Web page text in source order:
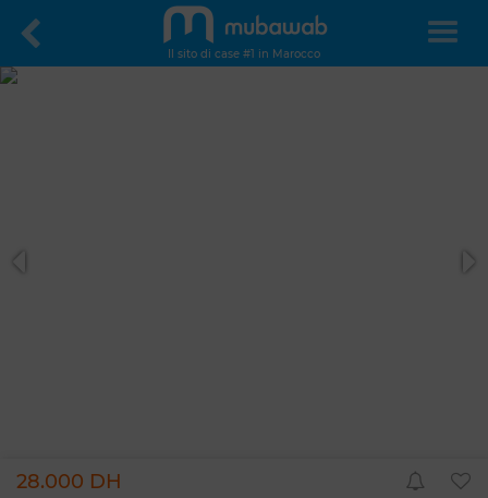
Il sito di case #1 in Marocco
28.000 DH